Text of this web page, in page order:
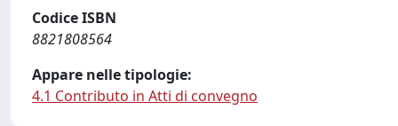
Codice ISBN
8821808564
Appare nelle tipologie:
4.1 Contributo in Atti di convegno